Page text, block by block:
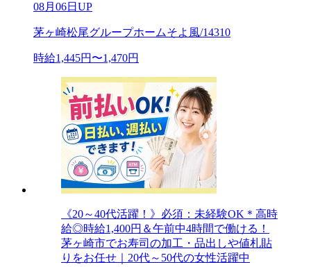
08月06日UP
茅ヶ崎松尾グループホームそよ風/14310
時給1,445円〜1,470円
《20～40代活躍！》必須：未経験OK＊高時
給◎時給1,400円＆午前中4時間で働ける！
茅ヶ崎市でお寿司の加工・品出しや値札貼
りをお任せ｜20代～50代の女性活躍中